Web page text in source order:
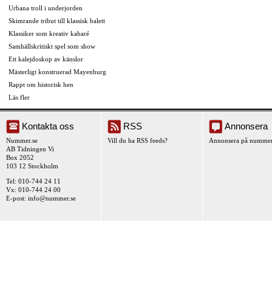
Urbana troll i underjorden
Skimrande tribut till klassisk balett
Klassiker som kreativ kabaré
Samhällskritiskt spel som show
Ett kalejdoskop av känslor
Mästerligt konstruerad Mayenburg
Rappt om historisk hen
Läs fler
Kontakta oss
Nummer.se
AB Tidningen Vi
Box 2052
103 12 Stockholm
Tel: 010-744 24 11
Vx: 010-744 24 00
E-post: info@nummer.se
RSS
Vill du ha RSS feeds?
Annonsera
Annonsera på